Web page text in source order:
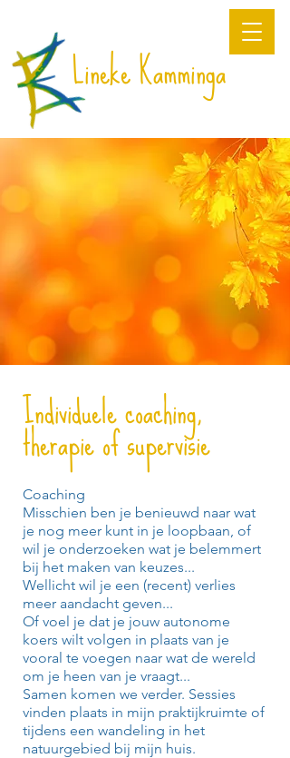
Lineke Kamminga
Individuele coaching,
therapie of supervisie
Coaching
Misschien ben je benieuwd naar wat
je nog meer kunt in je loopbaan, of
wil je onderzoeken wat je belemmert
bij het maken van keuzes...
Wellicht wil je een (recent) verlies
meer aandacht geven...
Of voel je dat je jouw autonome
koers wilt volgen in plaats van je
vooral te voegen naar wat de wereld
om je heen van je vraagt...
Samen komen we verder. Sessies
vinden plaats in mijn praktijkruimte of
tijdens een wandeling in het
natuurgebied bij mijn huis.